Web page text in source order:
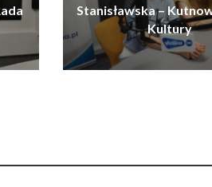
Stanisławska –
Kultury